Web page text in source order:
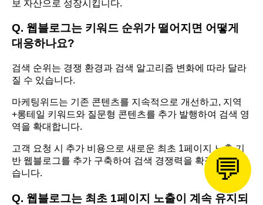
보 자산으로 성장시킵니다.
Q. 웹블로그는 키워드 순위가 떨어지면 어떻게
대응하나요?
검색 순위는 경쟁 환경과 검색 알고리즘 변화에 따라 달라
질 수 있습니다.
마케팅위드는 기존 콘텐츠를 지속적으로 개선하고, 지역
+롱테일 키워드와 질문형 콘텐츠를 추가 발행하여 검색 영
역을 확대합니다.
고객 요청 시 추가 비용으로 새로운 최초 1페이지 노출 기
반 웹블로그를 추가 구축하여 검색 경쟁력을 확장할 수 있
습니다.
Q. 웹블로그는 최초 1페이지 노출이 계속 유지되
💬